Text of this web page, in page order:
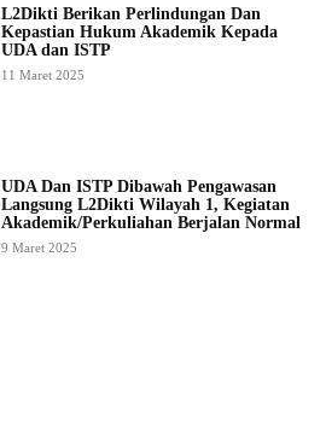
L2Dikti Berikan Perlindungan Dan
Kepastian Hukum Akademik Kepada
UDA dan ISTP
11 Maret 2025
UDA Dan ISTP Dibawah Pengawasan
Langsung L2Dikti Wilayah 1, Kegiatan
Akademik/Perkuliahan Berjalan Normal
9 Maret 2025